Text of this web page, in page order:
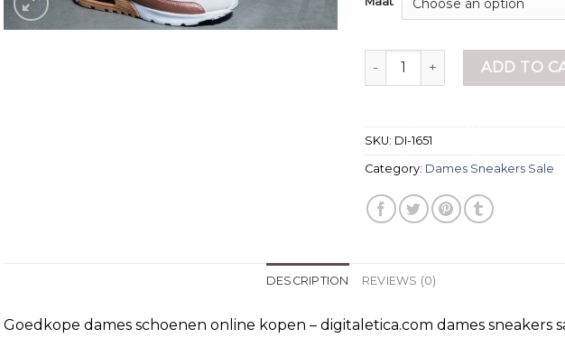
dames sneakers sale quantity
ADD TO
SKU: DI-1651
Category: Dames Sneakers Sale
DESCRIPTION REVIEWS (0)
Goedkope dames schoenen online kopen – digitaletica.com dames sneakers